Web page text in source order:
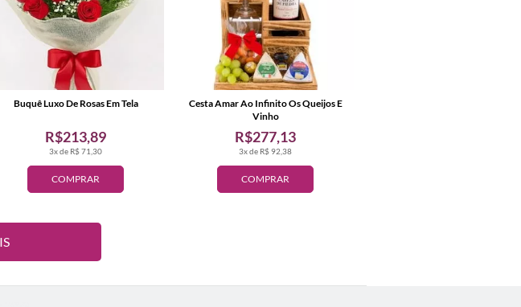
COMPRAR
3x de R$ 71,30
R$213,89
Buquê Luxo De Rosas Em Tela
COMPRAR
3x de R$ 92,38
R$277,13
Cesta Amar Ao Infinito Os Queijos E
Vinho